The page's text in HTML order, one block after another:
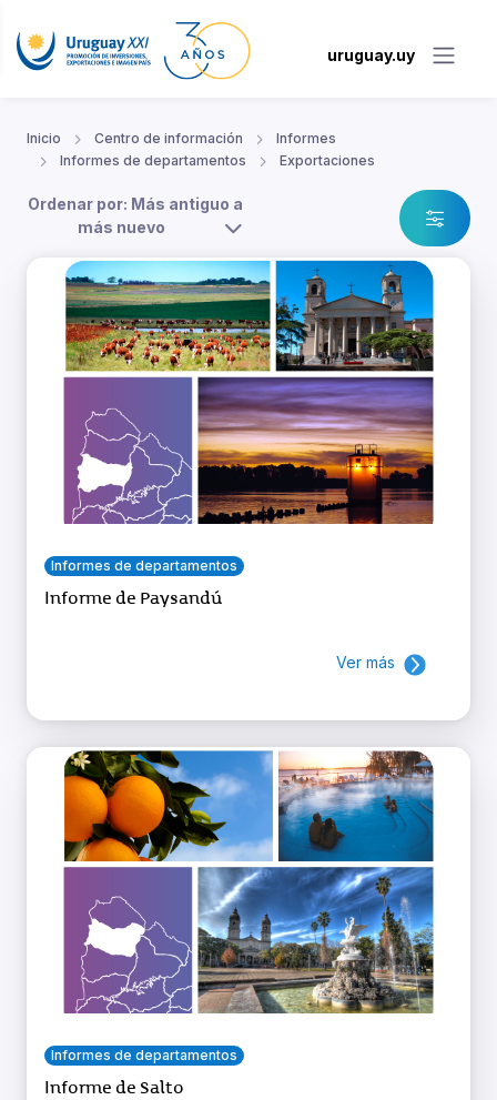
uruguay.uy
Inicio Centro de información
Informes
Informes de departamentos
Exportaciones
Ordenar por: Más antiguo a
más nuevo
Informes de departamentos
Informe de Paysandú
Ver más
Informes de departamentos
Informe de Salto